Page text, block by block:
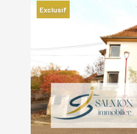
Exclusif